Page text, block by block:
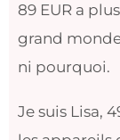
89 EUR a
grand
ni pourquoi.
Je suis Lisa,